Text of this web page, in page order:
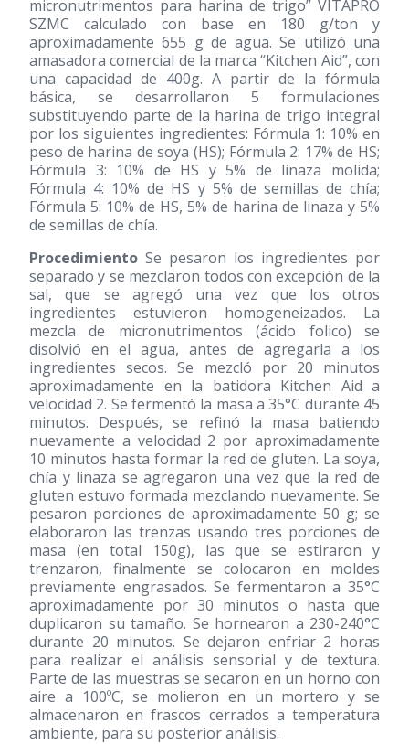
micronutrimentos para harina de trigo” VITAPRO
SZMC calculado con base en 180 g/ton y
aproximadamente 655 g de agua. Se utilizó una
amasadora comercial de la marca “Kitchen Aid”, con
una capacidad de 400g. A partir de la fórmula
básica, se desarrollaron 5 formulaciones
substituyendo parte de la harina de trigo integral
por los siguientes ingredientes: Fórmula 1: 10% en
peso de harina de soya (HS); Fórmula 2: 17% de HS;
Fórmula 3: 10% de HS y 5% de linaza molida;
Fórmula 4: 10% de HS y 5% de semillas de chía;
Fórmula 5: 10% de HS, 5% de harina de linaza y 5%
de semillas de chía.
Procedimiento Se pesaron los ingredientes por
separado y se mezclaron todos con excepción de la
sal, que se agregó una vez que los otros
ingredientes estuvieron homogeneizados. La
mezcla de micronutrimentos (ácido folico) se
disolvió en el agua, antes de agregarla a los
ingredientes secos. Se mezcló por 20 minutos
aproximadamente en la batidora Kitchen Aid a
velocidad 2. Se fermentó la masa a 35°C durante 45
minutos. Después, se refinó la masa batiendo
nuevamente a velocidad 2 por aproximadamente
10 minutos hasta formar la red de gluten. La soya,
chía y linaza se agregaron una vez que la red de
gluten estuvo formada mezclando nuevamente. Se
pesaron porciones de aproximadamente 50 g; se
elaboraron las trenzas usando tres porciones de
masa (en total 150g), las que se estiraron y
trenzaron, finalmente se colocaron en moldes
previamente engrasados. Se fermentaron a 35°C
aproximadamente por 30 minutos o hasta que
duplicaron su tamaño. Se hornearon a 230-240°C
durante 20 minutos. Se dejaron enfriar 2 horas
para realizar el análisis sensorial y de textura.
Parte de las muestras se secaron en un horno con
aire a 100ºC, se molieron en un mortero y se
almacenaron en frascos cerrados a temperatura
ambiente, para su posterior análisis.